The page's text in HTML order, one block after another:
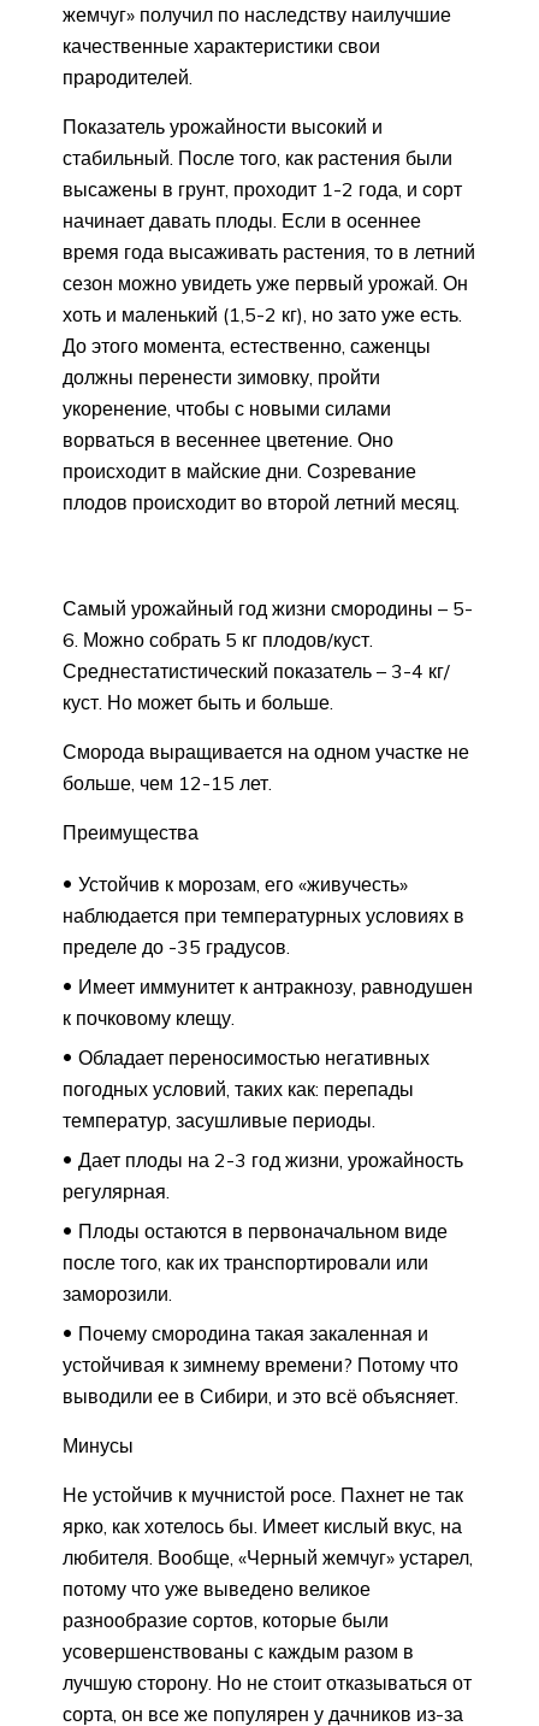
жемчуг» получил по наследству наилучшие
качественные характеристики свои
прародителей.
Показатель урожайности высокий и
стабильный. После того, как растения были
высажены в грунт, проходит 1-2 года, и сорт
начинает давать плоды. Если в осеннее
время года высаживать растения, то в летний
сезон можно увидеть уже первый урожай. Он
хоть и маленький (1,5-2 кг), но зато уже есть.
До этого момента, естественно, саженцы
должны перенести зимовку, пройти
укоренение, чтобы с новыми силами
ворваться в весеннее цветение. Оно
происходит в майские дни. Созревание
плодов происходит во второй летний месяц.
Самый урожайный год жизни смородины – 5-
6. Можно собрать 5 кг плодов/куст.
Среднестатистический показатель – 3-4 кг/
куст. Но может быть и больше.
Сморода выращивается на одном участке не
больше, чем 12-15 лет.
Преимущества
Устойчив к морозам, его «живучесть»
наблюдается при температурных условиях в
пределе до -35 градусов.
Имеет иммунитет к антракнозу, равнодушен
к почковому клещу.
Обладает переносимостью негативных
погодных условий, таких как: перепады
температур, засушливые периоды.
Дает плоды на 2-3 год жизни, урожайность
регулярная.
Плоды остаются в первоначальном виде
после того, как их транспортировали или
заморозили.
Почему смородина такая закаленная и
устойчивая к зимнему времени? Потому что
выводили ее в Сибири, и это всё объясняет.
Минусы
Не устойчив к мучнистой росе. Пахнет не так
ярко, как хотелось бы. Имеет кислый вкус, на
любителя. Вообще, «Черный жемчуг» устарел,
потому что уже выведено великое
разнообразие сортов, которые были
усовершенствованы с каждым разом в
лучшую сторону. Но не стоит отказываться от
сорта, он все же популярен у дачников из-за